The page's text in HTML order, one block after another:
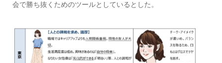
会で勝ち抜くためのツールとしているとした。